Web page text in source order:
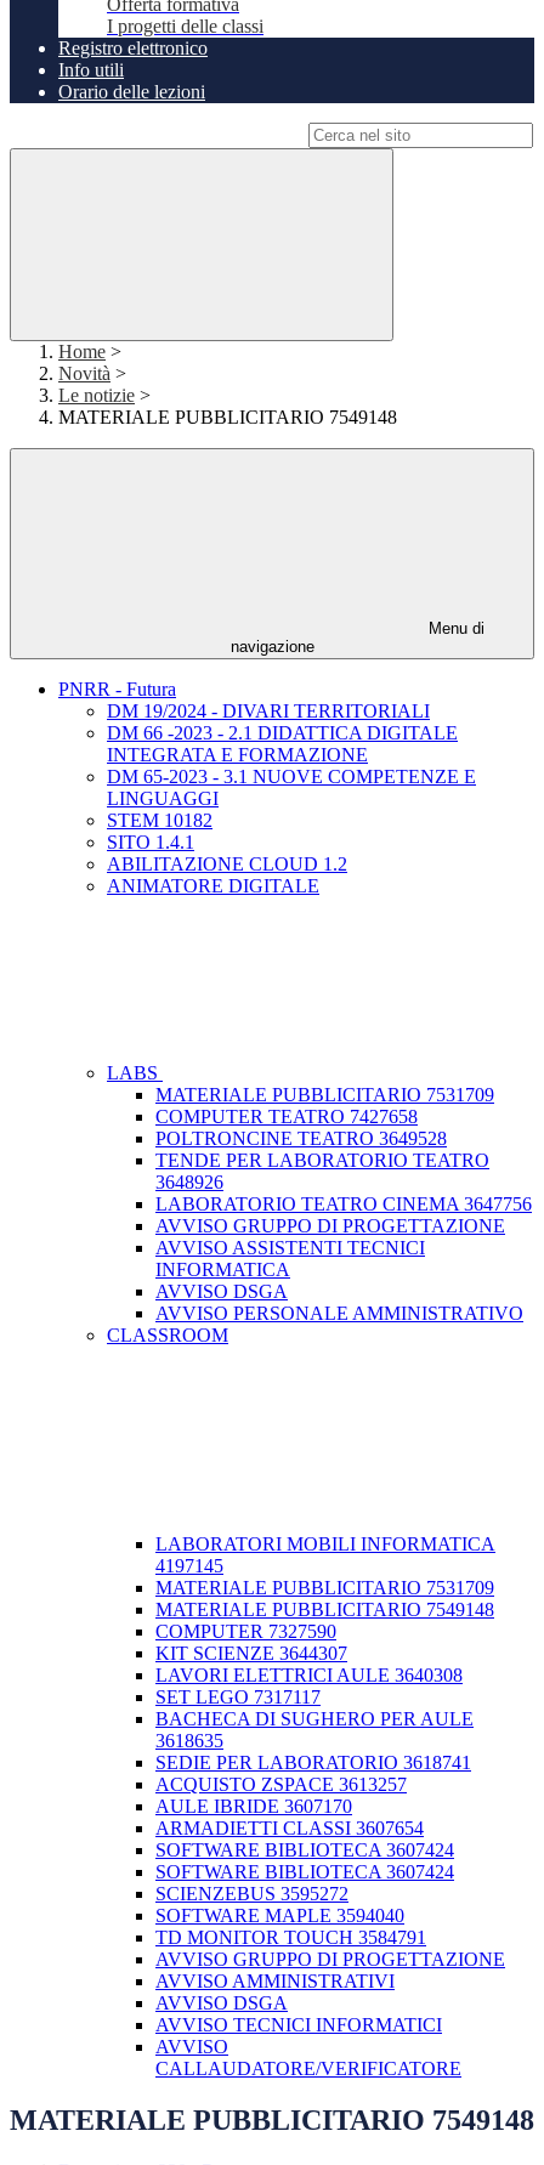
Offerta formativa
I progetti delle classi
Registro elettronico
Info utili
Orario delle lezioni
Home >
Novità >
Le notizie >
MATERIALE PUBBLICITARIO 7549148
Menu di
navigazione
PNRR - Futura
DM 19/2024 - DIVARI TERRITORIALI
DM 66 -2023 - 2.1 DIDATTICA DIGITALE
INTEGRATA E FORMAZIONE
DM 65-2023 - 3.1 NUOVE COMPETENZE E
LINGUAGGI
STEM 10182
SITO 1.4.1
ABILITAZIONE CLOUD 1.2
ANIMATORE DIGITALE
LABS
MATERIALE PUBBLICITARIO 7531709
COMPUTER TEATRO 7427658
POLTRONCINE TEATRO 3649528
TENDE PER LABORATORIO TEATRO
3648926
LABORATORIO TEATRO CINEMA 3647756
AVVISO GRUPPO DI PROGETTAZIONE
AVVISO ASSISTENTI TECNICI
INFORMATICA
AVVISO DSGA
AVVISO PERSONALE AMMINISTRATIVO
CLASSROOM
LABORATORI MOBILI INFORMATICA
4197145
MATERIALE PUBBLICITARIO 7531709
MATERIALE PUBBLICITARIO 7549148
COMPUTER 7327590
KIT SCIENZE 3644307
LAVORI ELETTRICI AULE 3640308
SET LEGO 7317117
BACHECA DI SUGHERO PER AULE
3618635
SEDIE PER LABORATORIO 3618741
ACQUISTO ZSPACE 3613257
AULE IBRIDE 3607170
ARMADIETTI CLASSI 3607654
SOFTWARE BIBLIOTECA 3607424
SOFTWARE BIBLIOTECA 3607424
SCIENZEBUS 3595272
SOFTWARE MAPLE 3594040
TD MONITOR TOUCH 3584791
AVVISO GRUPPO DI PROGETTAZIONE
AVVISO AMMINISTRATIVI
AVVISO DSGA
AVVISO TECNICI INFORMATICI
AVVISO
CALLAUDATORE/VERIFICATORE
MATERIALE PUBBLICITARIO 7549148